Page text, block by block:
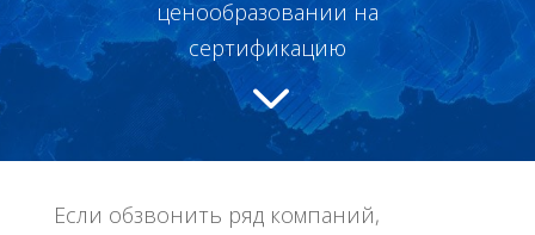
ценообразовании на
сертификацию
3
Если обзвонить ряд компаний,